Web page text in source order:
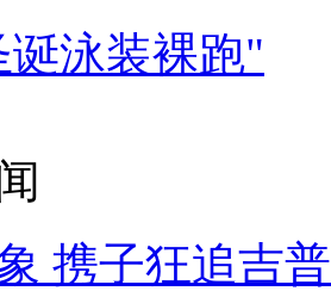
诞泳装裸跑"
携子狂追吉